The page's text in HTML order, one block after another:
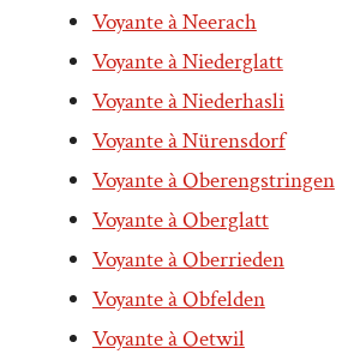
Voyante à Neerach
Voyante à Niederglatt
Voyante à Niederhasli
Voyante à Nürensdorf
Voyante à Oberengstringen
Voyante à Oberglatt
Voyante à Oberrieden
Voyante à Obfelden
Voyante à Oetwil